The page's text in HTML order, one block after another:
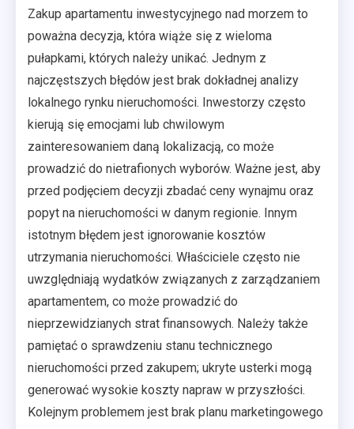
Zakup apartamentu inwestycyjnego nad morzem to
poważna decyzja, która wiąże się z wieloma
pułapkami, których należy unikać. Jednym z
najczęstszych błędów jest brak dokładnej analizy
lokalnego rynku nieruchomości. Inwestorzy często
kierują się emocjami lub chwilowym
zainteresowaniem daną lokalizacją, co może
prowadzić do nietrafionych wyborów. Ważne jest, aby
przed podjęciem decyzji zbadać ceny wynajmu oraz
popyt na nieruchomości w danym regionie. Innym
istotnym błędem jest ignorowanie kosztów
utrzymania nieruchomości. Właściciele często nie
uwzględniają wydatków związanych z zarządzaniem
apartamentem, co może prowadzić do
nieprzewidzianych strat finansowych. Należy także
pamiętać o sprawdzeniu stanu technicznego
nieruchomości przed zakupem; ukryte usterki mogą
generować wysokie koszty napraw w przyszłości.
Kolejnym problemem jest brak planu marketingowego